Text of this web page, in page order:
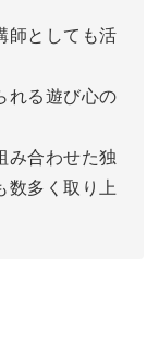
師としても活
れる遊び心の
み合わせた独
数多く取り上